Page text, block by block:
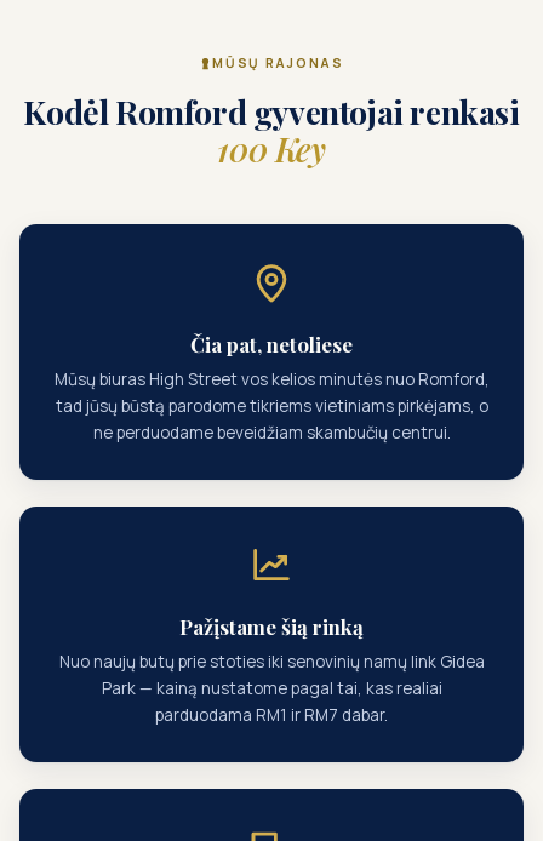
MŪSŲ RAJONAS
Kodėl Romford gyventojai renkasi
100 Key
Čia pat, netoliese
Mūsų biuras High Street vos kelios minutės nuo Romford,
tad jūsų būstą parodome tikriems vietiniams pirkėjams, o
ne perduodame beveidžiam skambučių centrui.
Pažįstame šią rinką
Nuo naujų butų prie stoties iki senovinių namų link Gidea
Park — kainą nustatome pagal tai, kas realiai
parduodama RM1 ir RM7 dabar.